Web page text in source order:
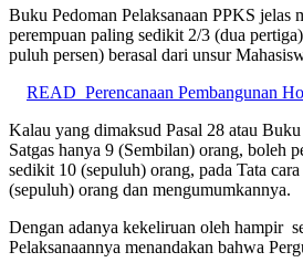
Buku Pedoman Pelaksanaan PPKS jelas
perempuan paling sedikit 2/3 (dua
puluh persen) berasal dari unsur
READ Perencanaan Pembangunan
Kalau yang dimaksud Pasal 28 atau
Satgas hanya 9 (Sembilan) orang, boleh
sedikit 10 (sepuluh) orang, pada Tata
(sepuluh) orang dan mengumumkannya.
Dengan adanya kekeliruan oleh hampir
Pelaksanaannya menandakan bahwa